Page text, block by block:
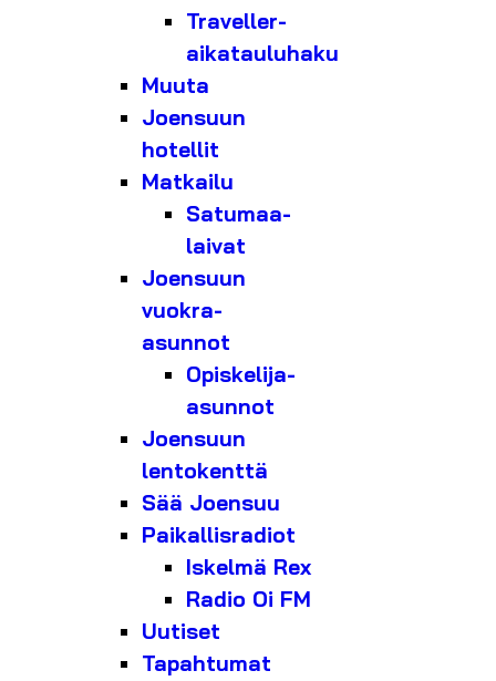
Traveller-
aikatauluhaku
Muuta
Joensuun
hotellit
Matkailu
Satumaa-
laivat
Joensuun
vuokra-
asunnot
Opiskelija-
asunnot
Joensuun
lentokenttä
Sää Joensuu
Paikallisradiot
Iskelmä Rex
Radio Oi FM
Uutiset
Tapahtumat